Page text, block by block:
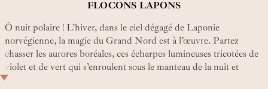
FLOCONS LAPONS
Ô nuit polaire ! L’hiver, dans le ciel dégagé de Laponie
norvégienne, la magie du Grand Nord est à l’œuvre. Partez
chasser les aurores boréales, ces écharpes lumineuses tricotées de
violet et de vert qui s’enroulent sous le manteau de la nuit et
réchauffent l’âme... Un voyage magique on vous dit !